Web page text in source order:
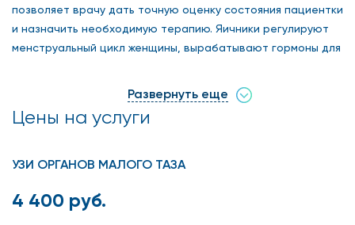
позволяет врачу дать точную оценку состояния пациентки
и назначить необходимую терапию. Яичники регулируют
менструальный цикл женщины, вырабатывают гормоны для
В медицинском центре на Арбате можно сделать самое
точное УЗИ яичников в Москве недорого, так как наши
важнейшие женские органы в мельчайших деталях и
нескольких проекциях
Развернуть еще
Цены на услуги
УЗИ ОРГАНОВ МАЛОГО ТАЗА
4 400 руб.